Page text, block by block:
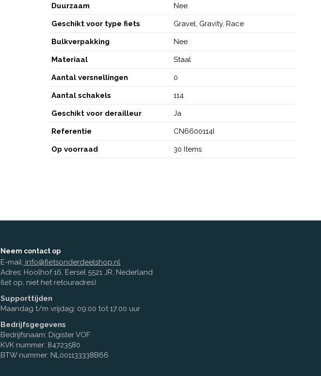
Duurzaam Nee
Geschikt voor type fiets Gravel, Gravity, Race
Bulkverpakking Nee
Materiaal Staal
Aantal versnellingen 0
Aantal schakels 114
Geschikt voor derailleur Ja
Referentie CN6600114I
Op voorraad 30 Items
Neem contact op
E-mail: info@fietsonderdeelshop.nl
Adres: Hoolhof 16, Eersel 5521 JR, Nederland
(let op, niet het retouradres)
Supporttijden
Maandag t/m vrijdag: 09:00 tot 17:00 uur
Bedrijfsgegevens
Bedrijfsnaam: Digister VOF
KVK nummer: 84723580
BTW nummer: NL001133338B66